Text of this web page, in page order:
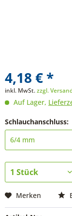
4,18 € *
inkl. MwSt.zzgl.
Auf Lager,
Schlauchanschluss:
Merken